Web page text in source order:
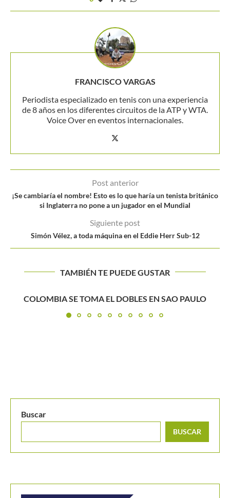
FRANCISCO VARGAS
Periodista especializado en tenis con una experiencia
de 8 años en los diferentes circuitos de la ATP y WTA.
Voice Over en eventos internacionales.
Post anterior
¡Se cambiaría el nombre! Esto es lo que haría un tenista británico
si Inglaterra no pone a un jugador en el Mundial
Siguiente post
Simón Vélez, a toda máquina en el Eddie Herr Sub-12
TAMBIÉN TE PUEDE GUSTAR